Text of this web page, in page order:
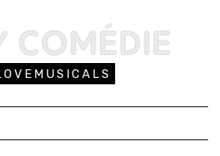
COMÉDIE